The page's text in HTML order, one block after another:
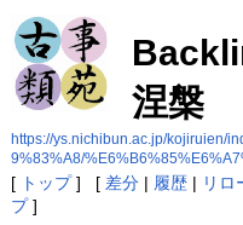
涅槃
https://ys.nichibun.ac.jp/kojiruien/
9%83%A8/
[ トップ] [ 差分| 履歴| リロ
プ]